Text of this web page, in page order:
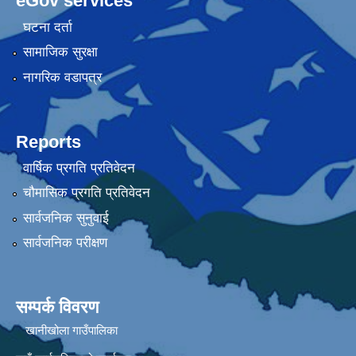
घटना दर्ता
सामाजिक सुरक्षा
नागरिक वडापत्र
Reports
वार्षिक प्रगति प्रतिवेदन
चौमासिक प्रगति प्रतिवेदन
सार्वजनिक सुनुवाई
सार्वजनिक परीक्षण
सम्पर्क विवरण
खानीखोला गाउँपालिका